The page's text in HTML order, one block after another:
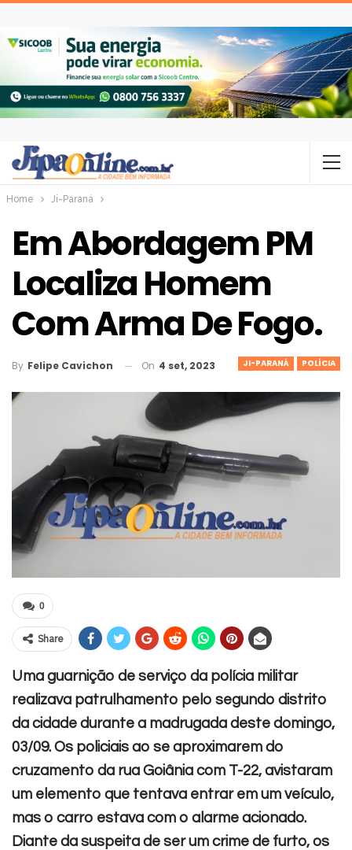
Home Ji-Paraná
Em Abordagem PM
Localiza Homem
Com Arma De Fogo.
JI-PARANÁ POLÍCIA
By Felipe Cavichon On 4 set, 2023
0
Share
Uma guarnição de serviço da polícia militar
realizava patrulhamento pelo segundo distrito
da cidade durante a madrugada deste domingo,
03/09. Os policiais ao se aproximarem do
cruzamento da rua Goiânia com T-22, avistaram
um elemento que tentava entrar em um veículo,
mas o carro estava com o alarme acionado.
Diante da suspeita de ser um crime de furto, os